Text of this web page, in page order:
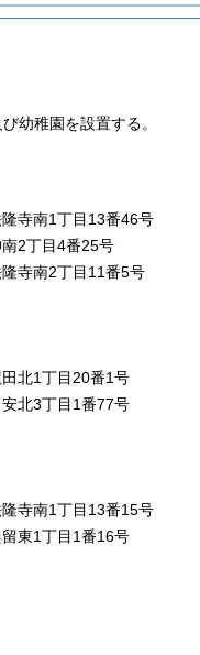
幼稚園を設置する。
寺南1丁目13番46号
2丁目4番25号
寺南2丁目11番5号
北1丁目20番1号
北3丁目1番77号
寺南1丁目13番15号
東1丁目1番16号